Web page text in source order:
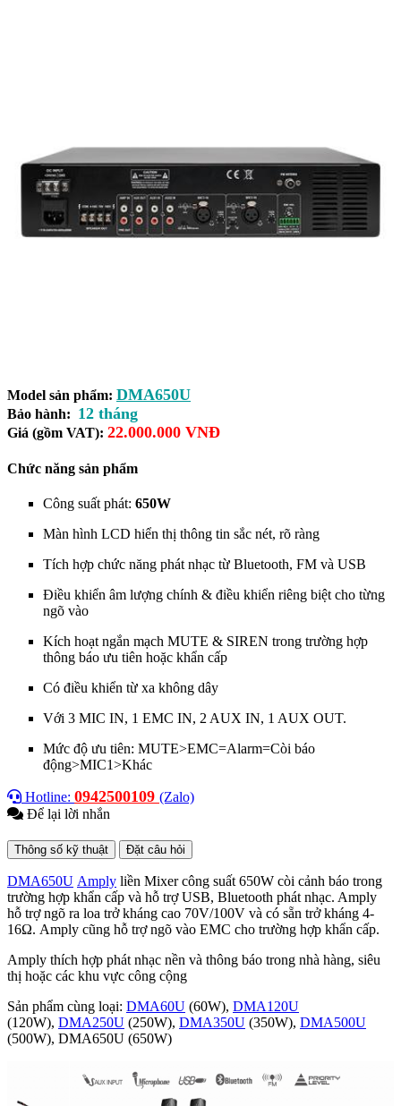
Model sản phẩm: DMA650U
Bảo hành: 12 tháng
Giá (gồm VAT): 22.000.000 VNĐ
Chức năng sản phẩm
Công suất phát: 650W
Màn hình LCD hiển thị thông tin sắc nét, rõ ràng
Tích hợp chức năng phát nhạc từ Bluetooth, FM và USB
Điều khiển âm lượng chính & điều khiển riêng biệt cho từng
ngõ vào
Kích hoạt ngắn mạch MUTE & SIREN trong trường hợp
thông báo ưu tiên hoặc khẩn cấp
Có điều khiển từ xa không dây
Với 3 MIC IN, 1 EMC IN, 2 AUX IN, 1 AUX OUT.
Mức độ ưu tiên: MUTE>EMC=Alarm=Còi báo
động>MIC1>Khác
Hotline: 0942500109 (Zalo)
Để lại lời nhắn
Thông số kỹ thuật Đặt câu hỏi
DMA650U Amply liền Mixer công suất 650W còi cảnh báo trong
trường hợp khẩn cấp và hỗ trợ USB, Bluetooth phát nhạc. Amply
hỗ trợ ngõ ra loa trở kháng cao 70V/100V và có sẵn trở kháng 4-
16Ω. Amply cũng hỗ trợ ngõ vào EMC cho trường hợp khẩn cấp.
Amply thích hợp phát nhạc nền và thông báo trong nhà hàng, siêu
thị hoặc các khu vực công cộng
Sản phẩm cùng loại: DMA60U (60W), DMA120U
(120W), DMA250U (250W), DMA350U (350W), DMA500U
(500W), DMA650U (650W)